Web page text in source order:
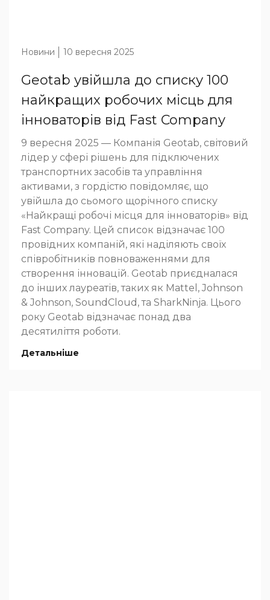
Новини 10 вересня 2025
Geotab увійшла до списку 100
найкращих робочих місць для
інноваторів від Fast Company
9 вересня 2025 — Компанія Geotab, світовий
лідер у сфері рішень для підключених
транспортних засобів та управління
активами, з гордістю повідомляє, що
увійшла до сьомого щорічного списку
«Найкращі робочі місця для інноваторів» від
Fast Company. Цей список відзначає 100
провідних компаній, які наділяють своїх
співробітників повноваженнями для
створення інновацій. Geotab приєдналася
до інших лауреатів, таких як Mattel, Johnson
& Johnson, SoundCloud, та SharkNinja. Цього
року Geotab відзначає понад два
десятиліття роботи.
Детальніше